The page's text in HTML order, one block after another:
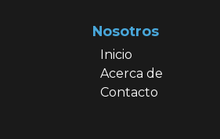
Nosotros
Inicio
Acerca de
Contacto